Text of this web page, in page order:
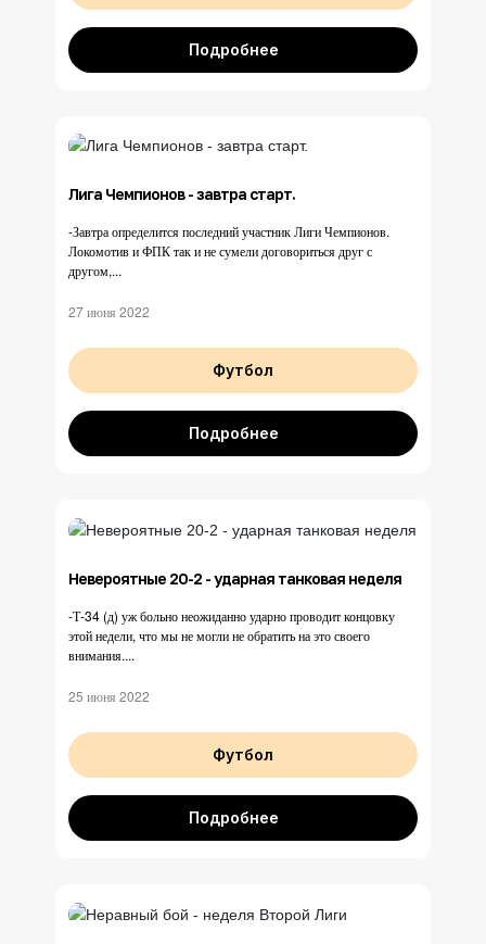
Подробнее
Лига Чемпионов - завтра старт.
-Завтра определится последний участник Лиги Чемпионов.
Локомотив и ФПК так и не сумели договориться друг с
другом,...
27 июня 2022
Футбол
Подробнее
Невероятные 20-2 - ударная танковая неделя
-Т-34 (д) уж больно неожиданно ударно проводит концовку
этой недели, что мы не могли не обратить на это своего
внимания....
25 июня 2022
Футбол
Подробнее